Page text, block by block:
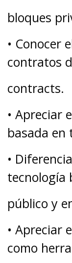
bloques
• Conocer
contratos
contracts.
• Apreciar
basada en
•
tecnología
público y
• Apreciar
como